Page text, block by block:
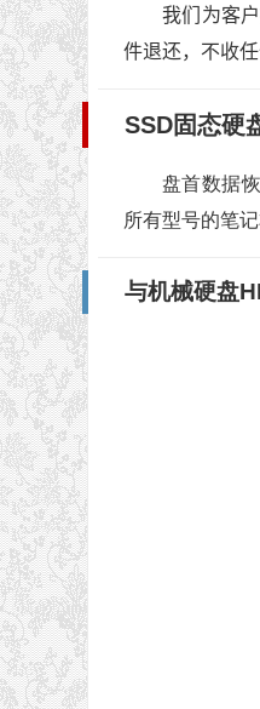
我们为客
件退还，不收
SSD固态硬
盘首数据
所有型号的笔
与机械硬盘